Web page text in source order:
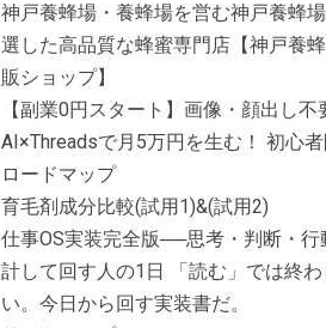
神戸養蜂場・養蜂場を営む神戸養蜂
選した高品質な蜂蜜専門店【神戸養
販ショップ】
【副業0円スタート】画像・顔出し不
AI×Threadsで月5万円を生む！ 初心
ロードマップ
育毛剤成分比較(試用1)&(試用2)
仕事OS実装完全版──思考・判断・行
計して回す人の1日 「読む」では終
い。今日から回す実装書だ。